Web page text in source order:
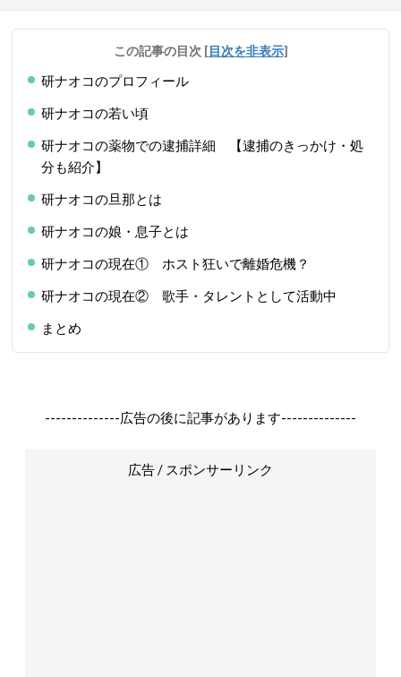
この記事の目次 [目次を非表示]
研ナオコのプロフィール
研ナオコの若い頃
研ナオコの薬物での逮捕詳細 【逮捕のきっかけ・処
分も紹介】
研ナオコの旦那とは
研ナオコの娘・息子とは
研ナオコの現在① ホスト狂いで離婚危機？
研ナオコの現在② 歌手・タレントとして活動中
まとめ
--------------広告の後に記事があります--------------
広告 / スポンサーリンク